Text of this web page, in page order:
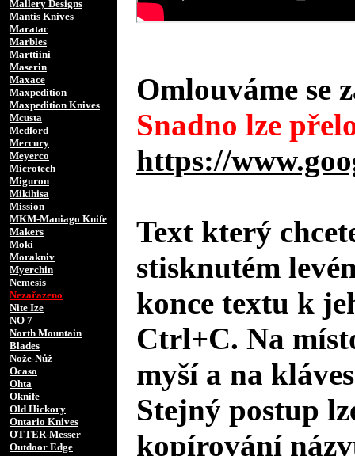
Mallery Designs
Mantis Knives
Maratac
Marbles
Marttiini
Maserin
Maxace
Maxpedition
Maxpedition Knives
Mcusta
Medford
Mercury
Meyerco
Microtech
Miguron
Mikihisa
Mission
MKM-Maniago Knife
Makers
Moki
Morakniv
Myerchin
Nemesis
Nezařazeno
Nite Ize
NO 7
North Mountain
Blades
Nože-Nůž
Ocaso
Ohta
Oknife
Old Hickory
Ontario Knives
OTTER-Messer
Outdoor Edge
Omlouváme se
Snadno lze
https://
Text který
stisknutém
konce textu k
Ctrl+C. Na
myší a na
Stejný postup
kopírování